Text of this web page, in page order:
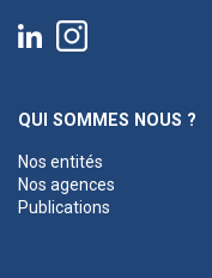
QUI SOMMES NOUS ?
Nos entités
Nos agences
Publications